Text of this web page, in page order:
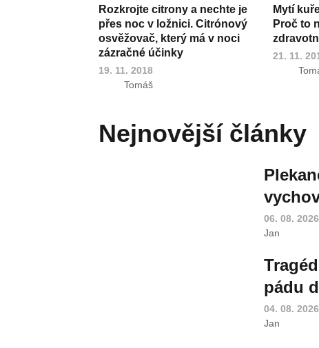
Rozkrojte citrony a nechte je
přes noc v ložnici. Citrónový
osvěžovač, který má v noci
zázračné účinky
19. 11. 2018
Tomáš
Mytí
Proč to
21. 11.
Nejnovější články
06. 08. 2026
Jan
pádu
04. 08. 2026
Jan